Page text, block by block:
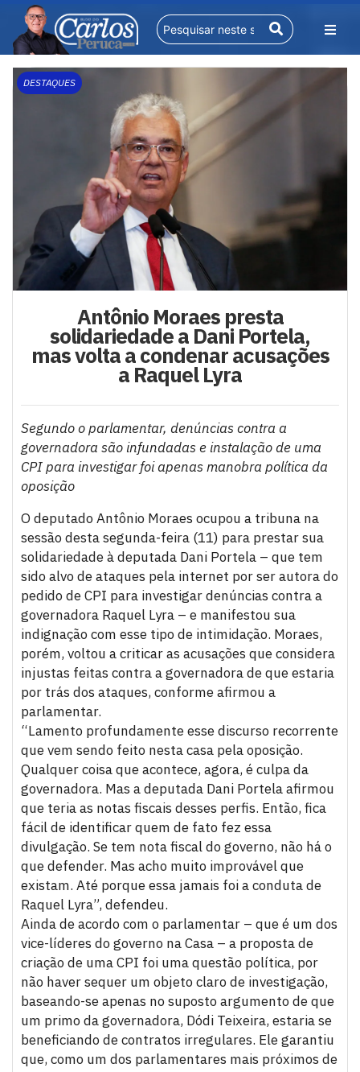
DESTAQUES
Antônio Moraes presta
solidariedade a Dani Portela,
mas volta a condenar acusações
a Raquel Lyra
Segundo o parlamentar, denúncias contra a
governadora são infundadas e instalação de uma
CPI para investigar foi apenas manobra política da
oposição
O deputado Antônio Moraes ocupou a tribuna na
sessão desta segunda-feira (11) para prestar sua
solidariedade à deputada Dani Portela – que tem
sido alvo de ataques pela internet por ser autora do
pedido de CPI para investigar denúncias contra a
governadora Raquel Lyra – e manifestou sua
indignação com esse tipo de intimidação. Moraes,
porém, voltou a criticar as acusações que considera
injustas feitas contra a governadora de que estaria
por trás dos ataques, conforme afirmou a
parlamentar.
“Lamento profundamente esse discurso recorrente
que vem sendo feito nesta casa pela oposição.
Qualquer coisa que acontece, agora, é culpa da
governadora. Mas a deputada Dani Portela afirmou
que teria as notas fiscais desses perfis. Então, fica
fácil de identificar quem de fato fez essa
divulgação. Se tem nota fiscal do governo, não há o
que defender. Mas acho muito improvável que
existam. Até porque essa jamais foi a conduta de
Raquel Lyra”, defendeu.
Ainda de acordo com o parlamentar – que é um dos
vice-líderes do governo na Casa – a proposta de
criação de uma CPI foi uma questão política, por
não haver sequer um objeto claro de investigação,
baseando-se apenas no suposto argumento de que
um primo da governadora, Dódi Teixeira, estaria se
beneficiando de contratos irregulares. Ele garantiu
que, como um dos parlamentares mais próximos de